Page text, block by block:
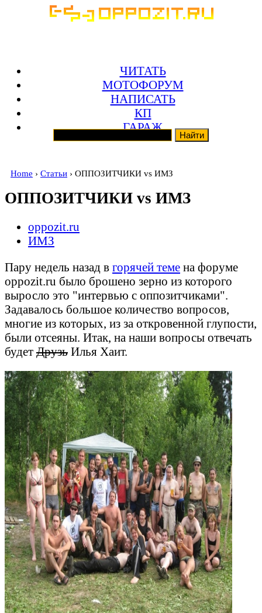
ЧИТАТЬ
МОТОФОРУМ
НАПИСАТЬ
КП
ГАРАЖ
Home › Статьи › ОППОЗИТЧИКИ vs ИМЗ
ОППОЗИТЧИКИ vs ИМЗ
oppozit.ru
ИМЗ
Пару недель назад в горячей теме на форуме
oppozit.ru было брошено зерно из которого
выросло это "интервью с оппозитчиками".
Задавалось большое количество вопросов,
многие из которых, из за откровенной глупости,
были отсеяны. Итак, на наши вопросы отвечать
будет Друзь Илья Хаит.